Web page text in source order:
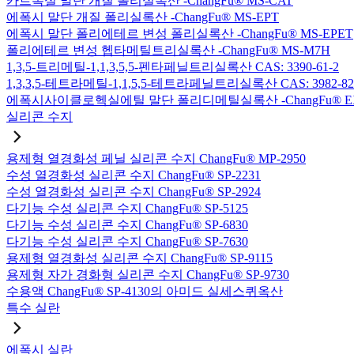
에폭시 말단 개질 폴리실록산 -ChangFu® MS-EPT
에폭시 말단 폴리에테르 변성 폴리실록산 -ChangFu® MS-EPET
폴리에테르 변성 헵타메틸트리실록산 -ChangFu® MS-M7H
1,3,5-트리메틸-1,1,3,5,5-펜타페닐트리실록산 CAS: 3390-61-2
1,3,3,5-테트라메틸-1,1,5,5-테트라페닐트리실록산 CAS: 3982-
에폭시사이클로헥실에틸 말단 폴리디메틸실록산 -ChangFu®
실리콘 수지
용제형 열경화성 페닐 실리콘 수지 ChangFu® MP-2950
수성 열경화성 실리콘 수지 ChangFu® SP-2231
수성 열경화성 실리콘 수지 ChangFu® SP-2924
다기능 수성 실리콘 수지 ChangFu® SP-5125
다기능 수성 실리콘 수지 ChangFu® SP-6830
다기능 수성 실리콘 수지 ChangFu® SP-7630
용제형 열경화성 실리콘 수지 ChangFu® SP-9115
용제형 자가 경화형 실리콘 수지 ChangFu® SP-9730
수용액 ChangFu® SP-4130의 아미드 실세스퀴옥산
특수 실란
에폭시 실란